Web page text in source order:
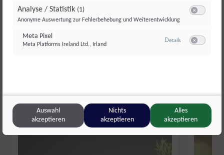
Bezirk Flachgau
Analyse / Statistik (1)
Anonyme Auswertung zur Fehlerbehebung und Weiterentwicklung
Meta Pixel
Meta Platforms Ireland Ltd., Irland
Detailszu Meta Pixel
Auswahl
akzeptieren
Nichts
akzeptieren
Alles
akzeptieren